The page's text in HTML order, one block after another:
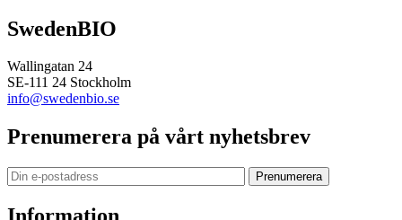
SwedenBIO
Wallingatan 24
SE-111 24 Stockholm
info@swedenbio.se
Prenumerera på vårt nyhetsbrev
Prenumerera